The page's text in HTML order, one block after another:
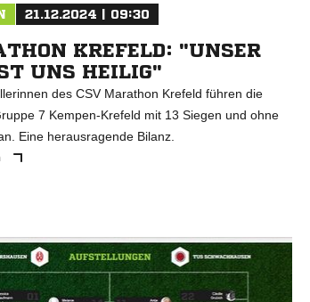
21.12.2024 | 09:30
KREFELD: "UNSER
UNS HEILIG"
des CSV Marathon Krefeld führen die
7 Kempen-Krefeld mit 13 Siegen und ohne
Eine herausragende Bilanz.